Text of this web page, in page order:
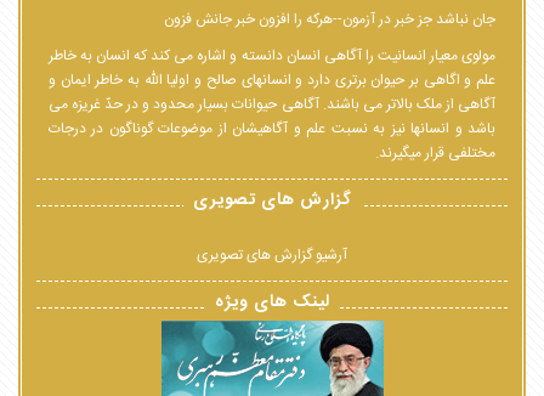
جان نباشد جز خبر در آزمون--هرکه را افزون خبر جانش فزون
مولوی معیار انسانیت را آگاهی انسان دانسته و اشاره می کند که انسان به خاطر
علم و اگاهی بر حیوان برتری دارد و انسانهای صالح و اولیا الله به خاطر ایمان و
آگاهی از ملک بالاتر می باشند. آگاهی حیوانات بسیار محدود و در حدّ غریزه می
باشد و انسانها نیز به نسبت علم و آگاهیشان از موضوعات گوناگون در درجات
مختلفی قرار میگیرند.
گزارش های تصویری
آرشیو گزارش های تصویری
لینک های ویژه